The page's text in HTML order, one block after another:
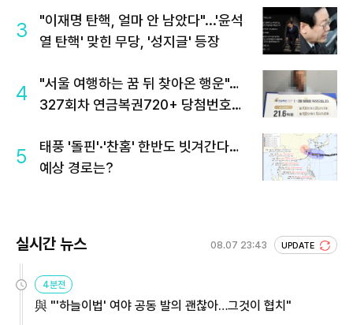
3
"이재명 탄핵, 얼마 안 남았다"...'윤석
열 탄핵' 맞힌 무당, '성지글' 등장
4
"서울 여행하는 꿈 뒤 찾아온 행운"…
327회차 연금복권720+ 당첨번호조
5
태풍 '돌핀'·'찬홈' 한반도 빗겨간다…
예상 경로는?
실시간 뉴스 08.07 23:43 UPDATE
4분전
與 "'하늘이법' 여야 공동 발의 괜찮아…그것이 협치"